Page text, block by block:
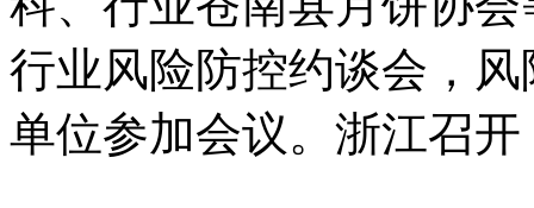
行业风险防控约谈会，
单位参加会议。浙江召开